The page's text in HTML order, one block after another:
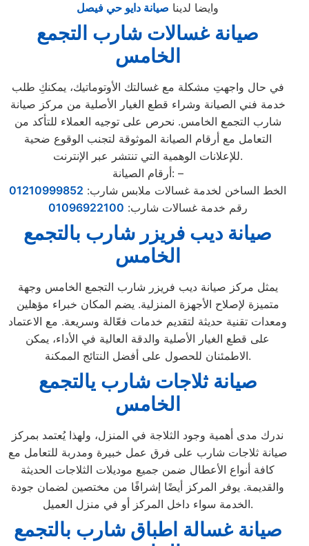
وايضا لدينا صيانة دايو حي فيصل
صيانة غسالات شارب التجمع
الخامس
في حال واجهتِ مشكلة مع غسالتك الأوتوماتيك، يمكنكِ طلب
خدمة فني الصيانة وشراء قطع الغيار الأصلية من مركز صيانة
شارب التجمع الخامس. نحرص على توجيه العملاء للتأكد من
التعامل مع أرقام الصيانة الموثوقة لتجنب الوقوع ضحية
للإعلانات الوهمية التي تنتشر عبر الإنترنت.
أرقام الصيانة: –
الخط الساخن لخدمة غسالات ملابس شارب: 01210999852
رقم خدمة غسالات شارب: 01096922100
صيانة ديب فريزر شارب بالتجمع
الخامس
يمثل مركز صيانة ديب فريزر شارب التجمع الخامس وجهة
متميزة لإصلاح الأجهزة المنزلية. يضم المكان خبراء مؤهلين
ومعدات تقنية حديثة لتقديم خدمات فعّالة وسريعة. مع الاعتماد
على قطع الغيار الأصلية والدقة العالية في الأداء، يمكن
الاطمئنان للحصول على أفضل النتائج الممكنة.
صيانة ثلاجات شارب يالتجمع
الخامس
ندرك مدى أهمية وجود الثلاجة في المنزل، ولهذا يُعتمد بمركز
صيانة ثلاجات شارب على فرق عمل خبيرة ومدربة للتعامل مع
كافة أنواع الأعطال ضمن جميع موديلات الثلاجات الحديثة
والقديمة. يوفر المركز أيضًا إشرافًا من مختصين لضمان جودة
الخدمة سواء داخل المركز أو في منزل العميل.
صيانة غسالة اطباق شارب بالتجمع